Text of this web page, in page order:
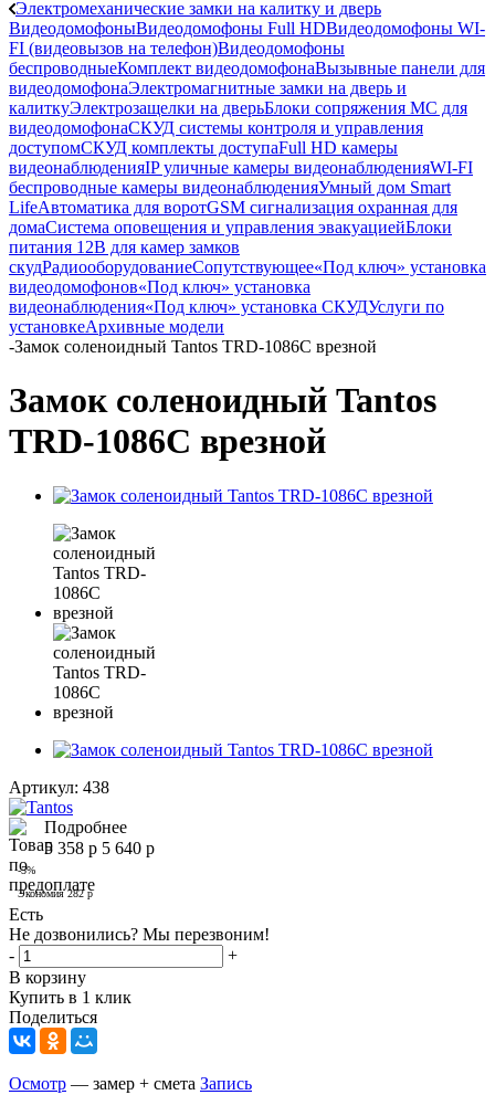
Электромеханические замки на калитку и дверь
ВидеодомофоныВидеодомофоны Full HDВидеодомофоны WI-
FI (видеовызов на телефон)Видеодомофоны
беспроводныеКомплект видеодомофонаВызывные панели для
видеодомофонаЭлектромагнитные замки на дверь и
калиткуЭлектрозащелки на дверьБлоки сопряжения МС для
видеодомофонаСКУД системы контроля и управления
доступомСКУД комплекты доступаFull HD камеры
видеонаблюденияIP уличные камеры видеонаблюденияWI-FI
беспроводные камеры видеонаблюденияУмный дом Smart
LifeАвтоматика для воротGSM сигнализация охранная для
домаCистема оповещения и управления эвакуациейБлоки
питания 12В для камер замков
скудРадиооборудованиеСопутствующее«Под ключ» установка
видеодомофонов«Под ключ» установка
видеонаблюдения«Под ключ» установка СКУДУслуги по
установкеАрхивные модели
-Замок соленоидный Tantos TRD-1086C врезной
Замок соленоидный Tantos
TRD-1086C врезной
Артикул: 438
Подробнее
5 358 р 5 640 р
-5%
Экономия282р
Есть
Не дозвонились? Мы перезвоним!
-
+
В корзину
Купить в 1 клик
Поделиться
Осмотр — замер + смета Запись